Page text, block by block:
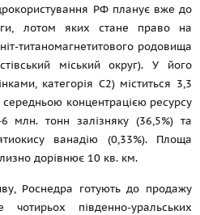
РФ планує вже до
лотом яких стане право на
титаномагнетитового родовища
міський округ). У його
категорія С2) міститься 3,3
середньою концентрацією ресурсу
млн. тонн залізняку (36,5%) та
ванадію (0,33%). Площа
дорівнює 10 кв. км.
Роснедра готують до продажу
південно-уральських